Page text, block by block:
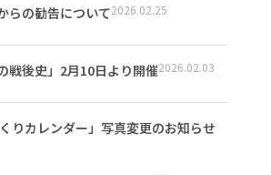
らの勧告について2026.02.25
戦後史」2月10日より開催2026.02.03
くりカレンダー」写真変更のお知らせ